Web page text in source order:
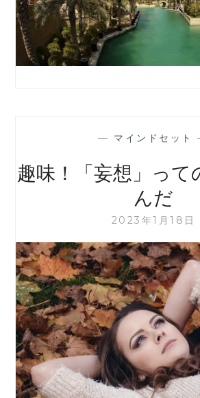
— マインドセット
趣味！「妄想」って
んだ
2023年1月18日